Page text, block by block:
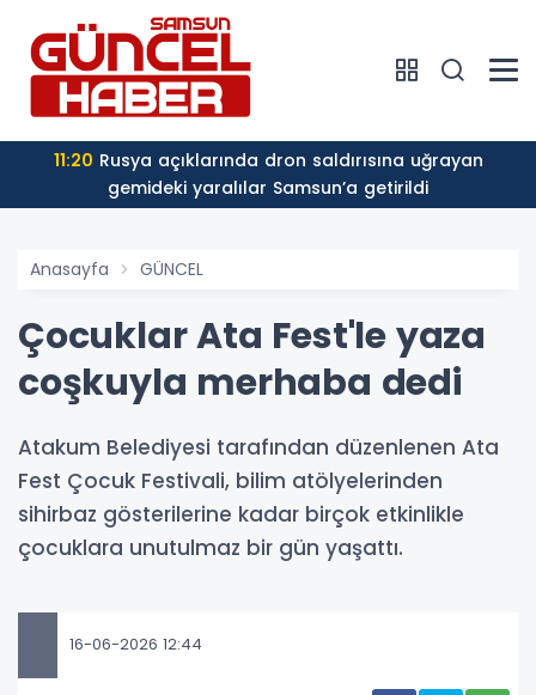
11:20
gemideki yaralılar Samsun’a getirildi
Anasayfa GÜNCEL
Çocuklar Ata Fest'le yaza
coşkuyla merhaba dedi
Atakum Belediyesi tarafından düzenlenen Ata
Fest Çocuk Festivali, bilim atölyelerinden
sihirbaz gösterilerine kadar birçok etkinlikle
çocuklara unutulmaz bir gün yaşattı.
16-06-2026 12:44